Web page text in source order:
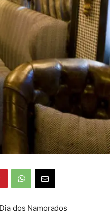
dos Namorados